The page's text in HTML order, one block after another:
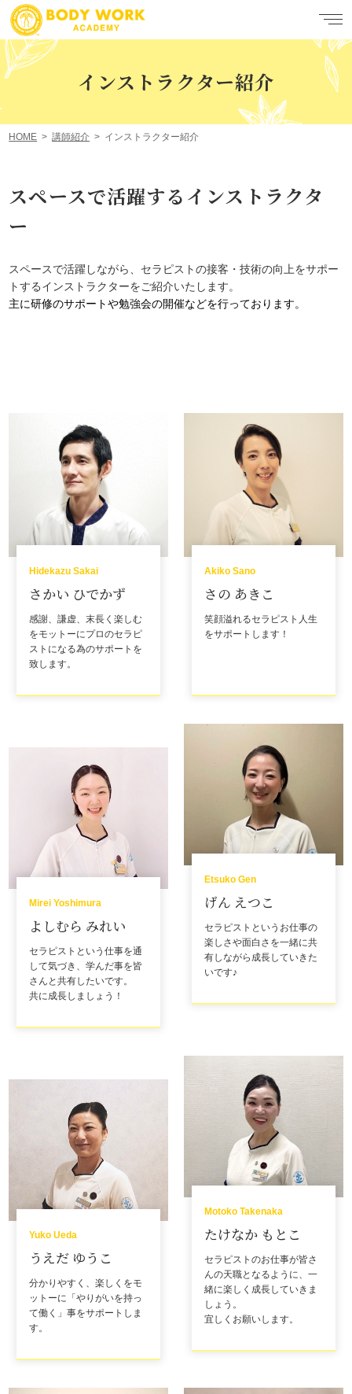
インストラクター紹介
HOME 講師紹介 インストラクター紹介
スペースで活躍するインストラクタ
ー
スペースで活躍しながら、セラピストの接客・技術の向上をサポー
トするインストラクターをご紹介いたします。
主に研修のサポートや勉強会の開催などを行っております。
Hidekazu Sakai
さかい ひでかず
感謝、謙虚、末長く楽しむ
をモットーにプロのセラピ
ストになる為のサポートを
致します。
Akiko Sano
さの あきこ
笑顔溢れるセラピスト人生
をサポートします！
Mirei Yoshimura
よしむら みれい
セラピストという仕事を通
して気づき、学んだ事を皆
さんと共有したいです。
共に成長しましょう！
Etsuko Gen
げん えつこ
セラピストというお仕事の
楽しさや面白さを一緒に共
有しながら成長していきた
いです♪
Yuko Ueda
うえだ ゆうこ
分かりやすく、楽しくをモ
ットーに「やりがいを持っ
て働く」事をサポートしま
す。
Motoko Takenaka
たけなか もとこ
セラピストのお仕事が皆さ
んの天職となるように、一
緒に楽しく成長していきま
しょう。
宜しくお願いします。